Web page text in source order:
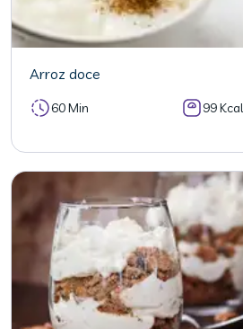
Arroz doce
60 Min 99 Kcal